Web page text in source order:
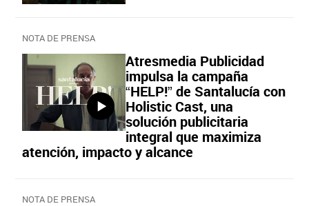
NOTA DE PRENSA
Atresmedia Publicidad
impulsa la campaña
“HELP!” de Santalucía con
Holistic Cast, una
solución publicitaria
integral que maximiza
atención, impacto y alcance
NOTA DE PRENSA